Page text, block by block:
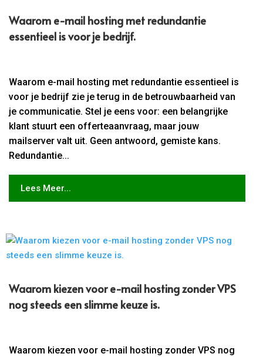
Waarom e-mail hosting met redundantie
essentieel is voor je bedrijf.​
Waarom e-mail hosting met redundantie essentieel is
voor je bedrijf zie je terug in de betrouwbaarheid van
je communicatie. Stel je eens voor: een belangrijke
klant stuurt een offerteaanvraag, maar jouw
mailserver valt uit. Geen antwoord, gemiste kans.
Redundantie...
Lees Meer...
Waarom kiezen voor e-mail hosting zonder VPS
nog steeds een slimme keuze is.​
Waarom kiezen voor e-mail hosting zonder VPS nog